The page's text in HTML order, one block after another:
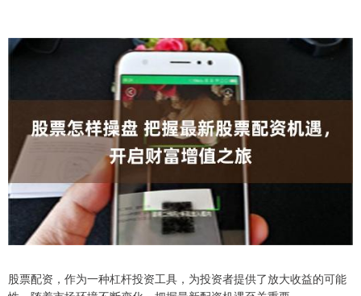
股票配资，作为一种杠杆投资工具，为投资者提供了放大收益的可能